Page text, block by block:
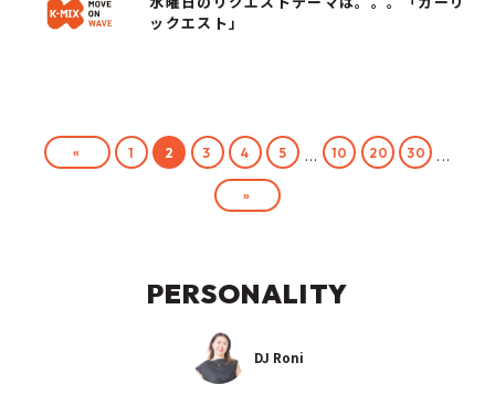
ックエスト」
« 1 2 3 4 5 ... 10 20 30 ...
»
PERSONALITY
DJ Roni